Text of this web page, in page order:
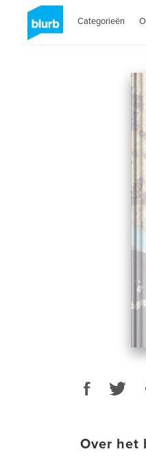
Categorieën
Over het